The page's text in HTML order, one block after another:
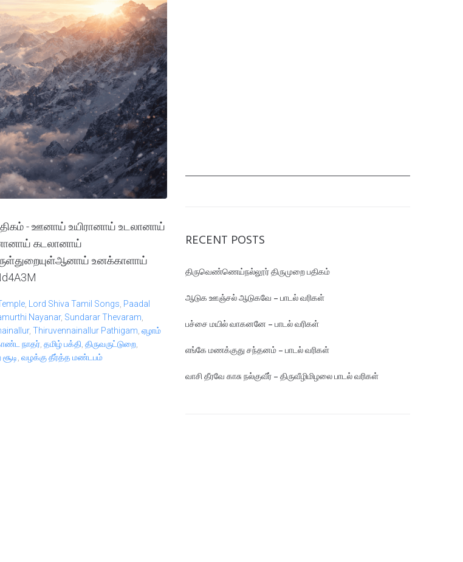
- ஊனாய் உயிரானாய் உடலானாய்
கடலானாய்
உனக்காளாய்
Lord Shiva Tamil Songs Paadal
Nayanar, Sundarar Thevaram
, Thiruvennainallur Pathigam ஏழாம்
நாதர் தமிழ் பக்தி திருவருட்டுறை
வழக்கு தீர்த்த மண்டபம்
RECENT POSTS
திருவெண்ணெய்நல்லூர் திருமுறை பதிகம்
ஆடுக ஊஞ்சல் ஆடுகவே – பாடல் வரிகள்
பச்சை மயில் வாகனனே – பாடல் வரிகள்
எங்கே மண‌க்குது சந்தனம் – பாடல் வரிகள்
வாசி தீரவே காசு நல்குவீர் – திருவீழிமிழலை பாடல் வரிகள்